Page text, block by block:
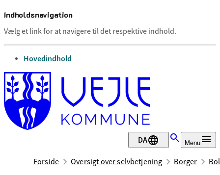
Indholdsnavigation
Vælg et link for at navigere til det respektive indhold.
gå til
Hovedindhold
DA Menu
Forside Oversigt over selvbetjening Borger